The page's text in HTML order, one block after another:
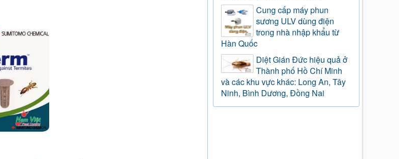
Cung cấp máy phun
sương ULV dùng điện
trong nhà nhập khẩu từ
Hàn Quốc
Diệt Gián Đức hiệu quả ở
Thành phố Hồ Chí Minh
và các khu vực khác: Long An, Tây
Ninh, Bình Dương, Đồng Nai